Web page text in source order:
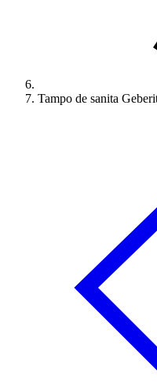
Tampo de sanita